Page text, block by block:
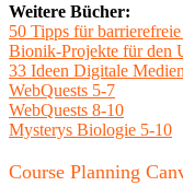
Weitere Bücher:
50 Tipps für
Bionik-Projekte für den
33 Ideen Digitale
WebQuests 5-7
WebQuests 8-10
Mysterys Biologie 5-10
Course Planning